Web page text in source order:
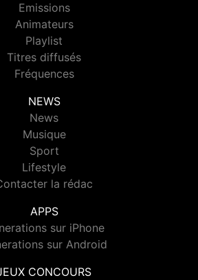
Emissions
Animateurs
Playlist
Titres diffusés
Fréquences
NEWS
News
Musique
Sport
Lifestyle
la rédac
APPS
sur iPhone
sur Android
CONCOURS